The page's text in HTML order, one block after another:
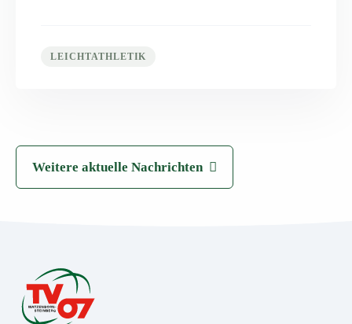
LEICHTATHLETIK
Weitere aktuelle Nachrichten